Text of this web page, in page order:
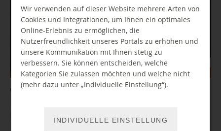
Wir spielen gemeinsam neue Spiele an unseren Konsolen.
WEITER LESEN
Wir verwenden auf dieser Website mehrere Arten von
Cookies und Integrationen, um Ihnen ein optimales
Online-Erlebnis zu ermöglichen, die
Nutzerfreundlichkeit unseres Portals zu erhöhen und
unsere Kommunikation mit Ihnen stetig zu
verbessern. Sie können entscheiden, welche
Kategorien Sie zulassen möchten und welche nicht
(mehr dazu unter „Individuelle Einstellung“).
INDIVIDUELLE EINSTELLUNG